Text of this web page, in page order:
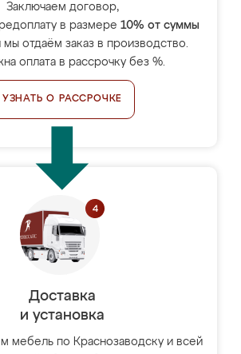
Заключаем договор,
в размере 10% от суммы
мы отдаём заказ в производство.
оплата в рассрочку без %.
УЗНАТЬ О РАССРОЧКЕ
Доставка
и установка
мебель по Краснозаводску и всей